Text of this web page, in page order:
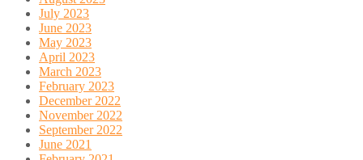
July 2023
June 2023
May 2023
April 2023
March 2023
February 2023
December 2022
November 2022
September 2022
June 2021